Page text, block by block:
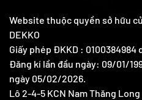
Website thuộc quyền sở hữu
DEKKO
Giấy phép ĐKKD : 0100384984
Đăng kí lần đầu ngày: 09/01/
ngày 05/02/2026.
Lô 2-4-5 KCN Nam Thăng